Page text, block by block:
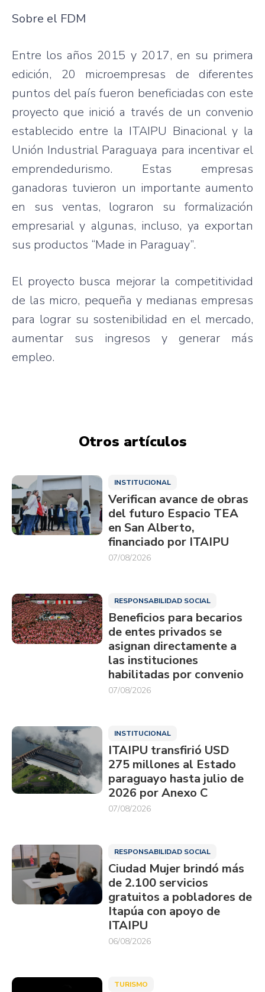
Sobre el FDM
Entre los años 2015 y 2017, en su primera
edición, 20 microempresas de diferentes
puntos del país fueron beneficiadas con este
proyecto que inició a través de un convenio
establecido entre la ITAIPU Binacional y la
Unión Industrial Paraguaya para incentivar el
emprendedurismo. Estas empresas
ganadoras tuvieron un importante aumento
en sus ventas, lograron su formalización
empresarial y algunas, incluso, ya exportan
sus productos “Made in Paraguay”.
El proyecto busca mejorar la competitividad
de las micro, pequeña y medianas empresas
para lograr su sostenibilidad en el mercado,
aumentar sus ingresos y generar más
empleo.
Otros artículos
INSTITUCIONAL
Verifican avance de obras
del futuro Espacio TEA
en San Alberto,
financiado por ITAIPU
07/08/2026
RESPONSABILIDAD SOCIAL
Beneficios para becarios
de entes privados se
asignan directamente a
las instituciones
habilitadas por convenio
07/08/2026
INSTITUCIONAL
ITAIPU transfirió USD
275 millones al Estado
paraguayo hasta julio de
2026 por Anexo C
07/08/2026
RESPONSABILIDAD SOCIAL
Ciudad Mujer brindó más
de 2.100 servicios
gratuitos a pobladores de
Itapúa con apoyo de
ITAIPU
06/08/2026
TURISMO